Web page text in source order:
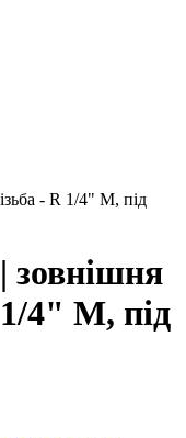
- R 1/4" M, під
4" M, під